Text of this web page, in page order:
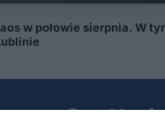
w połowie sierpnia. W